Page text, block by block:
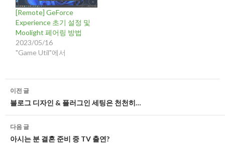
[Remote] GeForce
Experience 초기 설정 및
Moolight 페어링 방법
2023/05/16
"Game Util"에서
글
네
비
게
이전 글
블로그 디자인 & 플러그인 세팅은 천천히…
다음 글
아시는 분 결혼 준비 중 TV 출연?